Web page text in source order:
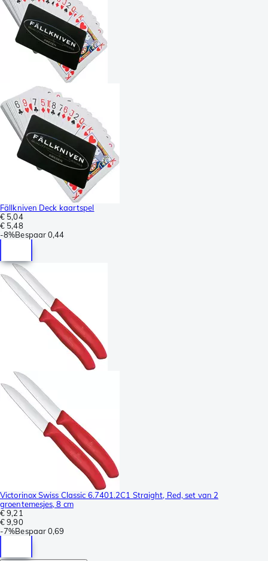
Fällkniven Deck kaartspel
€ 5,04
€ 5,48
-8%Bespaar0,44
Victorinox Swiss Classic 6.7401.2C1 Straight, Red, set van 2
groentemesjes, 8 cm
€ 9,21
€ 9,90
-7%Bespaar0,69